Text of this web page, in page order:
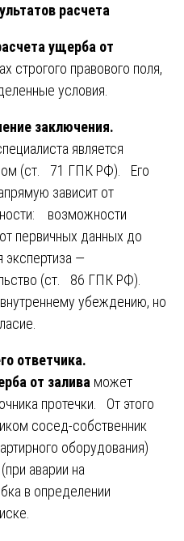
расчета
ущерба от
строгого правового поля,
условия.
заключения.
является
(ст. 71 ГПК РФ). Его
зависит от
возможности
первичных данных до
—
(ст. 86 ГПК РФ).
убеждению, но
ответчика.
от залива может
протечки. От этого
сосед-собственник
оборудования)
аварии на
в определении